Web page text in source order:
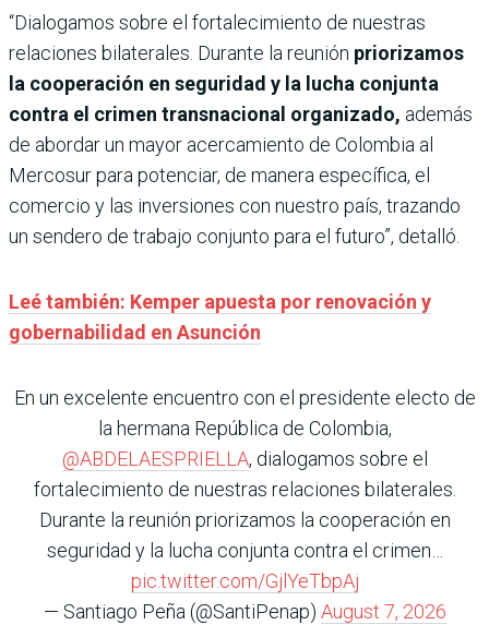
“Dialogamos sobre el fortalecimiento de nuestras
relaciones bilaterales. Durante la reunión priorizamos
la cooperación en seguridad y la lucha conjunta
contra el crimen transnacional organizado, además
de abordar un mayor acercamiento de Colombia al
Mercosur para potenciar, de manera específica, el
comercio y las inversiones con nuestro país, trazando
un sendero de trabajo conjunto para el futuro”, detalló.
Leé también: Kemper apuesta por renovación y
gobernabilidad en Asunción
En un excelente encuentro con el presidente electo de
la hermana República de Colombia,
@ABDELAESPRIELLA, dialogamos sobre el
fortalecimiento de nuestras relaciones bilaterales.
Durante la reunión priorizamos la cooperación en
seguridad y la lucha conjunta contra el crimen…
pic.twitter.com/GjlYeTbpAj
— Santiago Peña (@SantiPenap) August 7, 2026